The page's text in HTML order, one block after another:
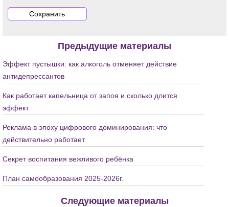
Предыдущие материалы
Эффект пустышки: как алкоголь отменяет действие
антидепрессантов
Как работает капельница от запоя и сколько длится
эффект
Реклама в эпоху цифрового доминирования: что
действительно работает
Секрет воспитания вежливого ребёнка
План самообразования 2025-2026г.
Следующие материалы